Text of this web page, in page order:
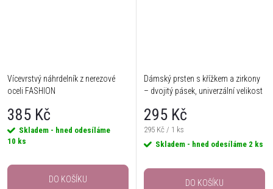
Vícevrstvý náhrdelník z nerezové
oceli FASHION
385 Kč
Skladem - hned odesíláme
10 ks
DO KOŠÍKU
Dámský prsten s křížkem a zirkony
– dvojitý pásek, univerzální velikost
295 Kč
Měrná
cena:
295 Kč / 1 ks
Skladem - hned odesíláme 2 ks
DO KOŠÍKU